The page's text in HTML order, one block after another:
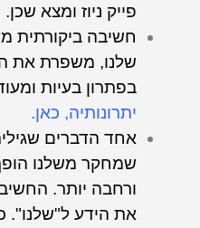
פייק ניוז ומצא שכן.
חשיבה ביקורתית
שלנו, משפרת את
בפתרון בעיות
יתרונותיה, כאן.
אחד הדברים
שמחקר משלנו
ורחבה יותר.
את הידע ל"שלנו".